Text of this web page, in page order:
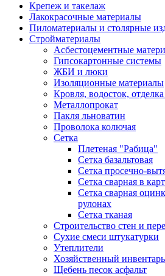
Крепеж и такелаж
Лакокрасочные материалы
Пиломатериалы и столярные
Стройматериалы
Асбестоцементные
Гипсокартонные системы
ЖБИ и люки
Изоляционные материалы
Кровля, водосток,
Металлопрокат
Пакля льноватин
Проволока колючая
Сетка
Плетеная "Рабица"
Сетка базальтовая
Сетка просечно-
Сетка сварная в
Сетка сварная
рулонах
Сетка тканая
Строительство стен и
Сухие смеси штукатурки
Утеплители
Хозяйственный инвентарь
Щебень песок асфальт